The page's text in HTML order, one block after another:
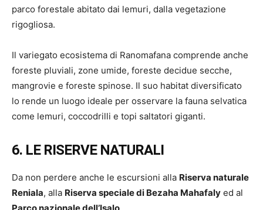
parco forestale abitato dai lemuri, dalla vegetazione
rigogliosa.
Il variegato ecosistema di Ranomafana comprende anche
foreste pluviali, zone umide, foreste decidue secche,
mangrovie e foreste spinose. Il suo habitat diversificato
lo rende un luogo ideale per osservare la fauna selvatica
come lemuri, coccodrilli e topi saltatori giganti.
6. LE RISERVE NATURALI
Da non perdere anche le escursioni alla Riserva naturale
Reniala, alla Riserva speciale di Bezaha Mahafaly ed al